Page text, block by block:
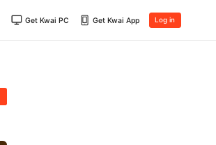
Get Kwai PC Get Kwai App Log in